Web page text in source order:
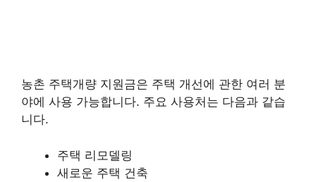
농촌 주택개량 지원금은 주택 개선에 관한 여러 분
야에 사용 가능합니다. 주요 사용처는 다음과 같습
니다.
주택 리모델링
새로운 주택 건축